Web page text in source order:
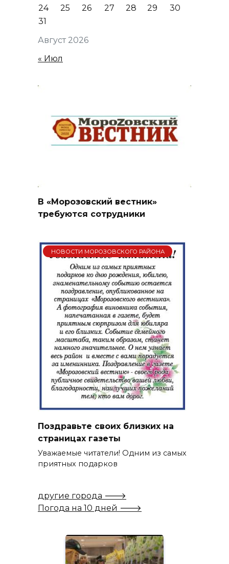
Август 2026
24 25 26 27 28 29
30
31
« Июл
В «Морозовский вестник»
требуются сотрудники
НОВОСТИ МОРОЗОВСКОГО РАЙОНА
Поздравьте своих близких на
страницах газеты
Уважаемые читатели! Одним из самых
приятных подарков
другие города 🡒
Погода на 10 дней 🡒